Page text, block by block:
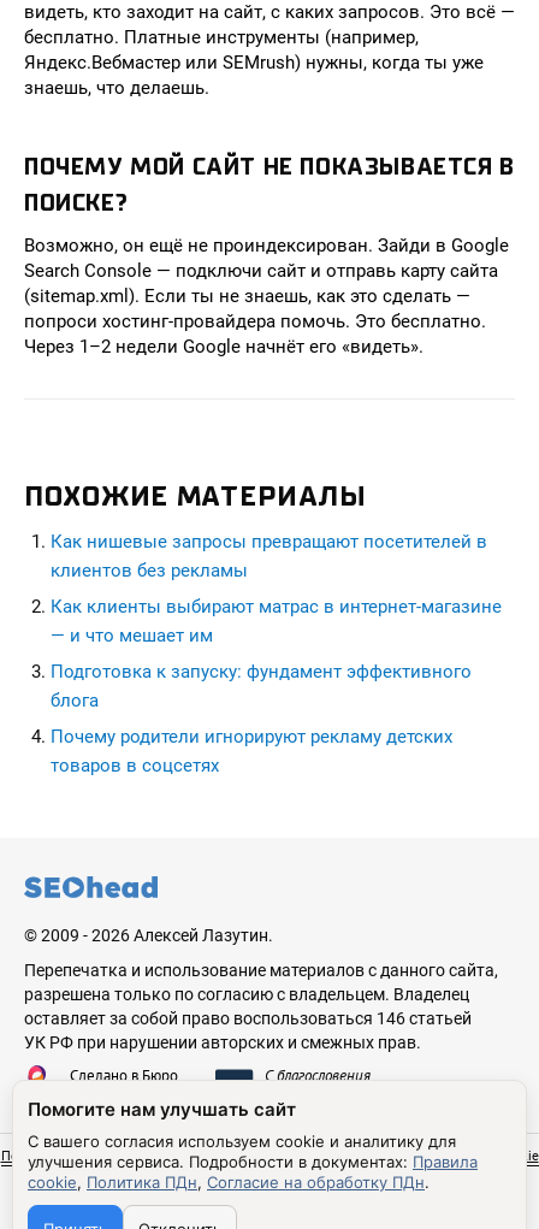
видеть, кто заходит на сайт, с каких запросов. Это всё —
бесплатно. Платные инструменты (например,
Яндекс.Вебмастер или SEMrush) нужны, когда ты уже
знаешь, что делаешь.
ПОЧЕМУ МОЙ САЙТ НЕ ПОКАЗЫВАЕТСЯ В
ПОИСКЕ?
Возможно, он ещё не проиндексирован. Зайди в Google
Search Console — подключи сайт и отправь карту сайта
(sitemap.xml). Если ты не знаешь, как это сделать —
попроси хостинг-провайдера помочь. Это бесплатно.
Через 1–2 недели Google начнёт его «видеть».
ПОХОЖИЕ МАТЕРИАЛЫ
Как нишевые запросы превращают посетителей в
клиентов без рекламы
Как клиенты выбирают матрас в интернет-магазине
— и что мешает им
Подготовка к запуску: фундамент эффективного
блога
Почему родители игнорируют рекламу детских
товаров в соцсетях
© 2009 - 2026 Алексей Лазутин.
Перепечатка и использование материалов с данного сайта,
разрешена только по согласию с владельцем. Владелец
оставляет за собой право воспользоваться 146 статьей
УК РФ при нарушении авторских и смежных прав.
Сделано в Бюро
С благословения
Политика обработки персональных данныхСогласие на обработку ПДнПравила cookie
Настройки cookie
Помогите нам улучшать сайт
С вашего согласия используем cookie и аналитику для
улучшения сервиса. Подробности в документах: Правила
cookie, Политика ПДн, Согласие на обработку ПДн.